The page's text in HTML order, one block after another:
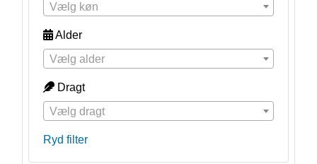
Vælg køn
Alder
Vælg alder
Dragt
Vælg dragt
Ryd filter